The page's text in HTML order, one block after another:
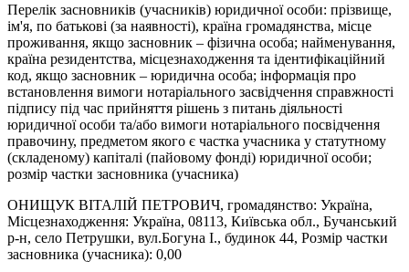
Перелік засновників (учасників) юридичної особи: прізвище,
ім'я, по батькові (за наявності), країна громадянства, місце
проживання, якщо засновник – фізична особа; найменування,
країна резидентства, місцезнаходження та ідентифікаційний
код, якщо засновник – юридична особа; інформація про
встановлення вимоги нотаріального засвідчення справжності
підпису під час прийняття рішень з питань діяльності
юридичної особи та/або вимоги нотаріального посвідчення
правочину, предметом якого є частка учасника у статутному
(складеному) капіталі (пайовому фонді) юридичної особи;
розмір частки засновника (учасника)
ОНИЩУК ВІТАЛІЙ ПЕТРОВИЧ, громадянство: Україна,
Місцезнаходження: Україна, 08113, Київська обл., Бучанський
р-н, село Петрушки, вул.Богуна І., будинок 44, Розмір частки
засновника (учасника): 0,00